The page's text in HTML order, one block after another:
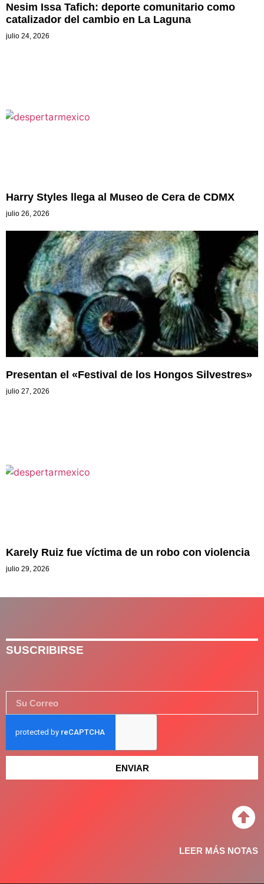
Nesim Issa Tafich: deporte comunitario como
catalizador del cambio en La Laguna
julio 24, 2026
Harry Styles llega al Museo de Cera de CDMX
julio 26, 2026
Presentan el «Festival de los Hongos Silvestres»
julio 27, 2026
Karely Ruiz fue víctima de un robo con violencia
julio 29, 2026
SUSCRIBIRSE
ENVIAR
LEER MÁS NOTAS